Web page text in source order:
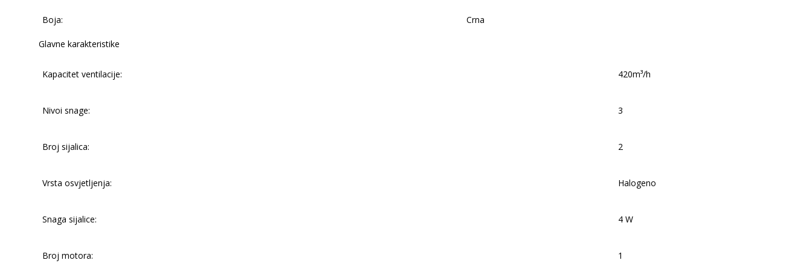
Boja: Crna
Glavne karakteristike
Kapacitet ventilacije: 420m³/h
Nivoi snage: 3
Broj sijalica: 2
Vrsta osvjetljenja: Halogeno
Snaga sijalice: 4 W
Broj motora: 1